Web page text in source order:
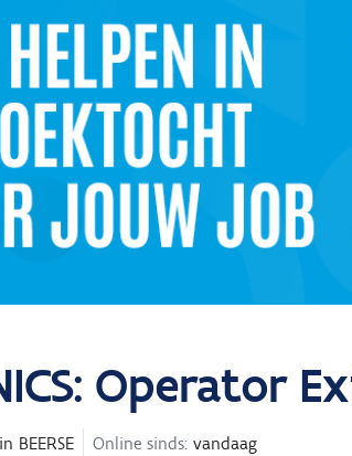
Operator
BEERSE Online sinds: vandaag